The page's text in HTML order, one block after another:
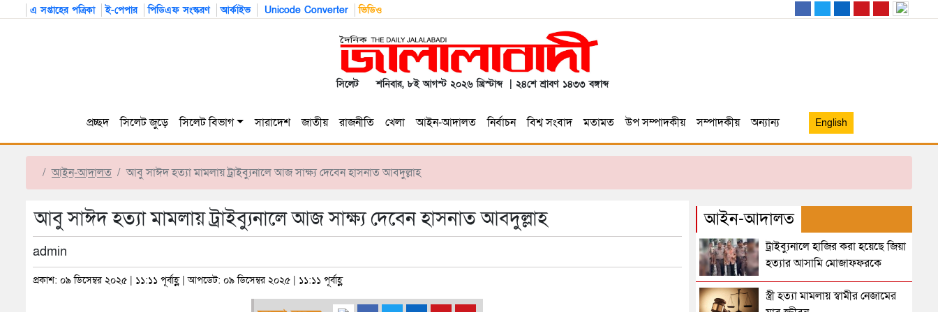
এ সপ্তাহের পত্রিকা ই-পেপার পিডিএফ সংস্করণ আর্কাইভ Unicode Converter ভিডিও
সিলেট শনিবার, ৮ই আগস্ট ২০২৬ খ্রিস্টাব্দ | ২৪শে শ্রাবণ ১৪৩৩ বঙ্গাব্দ
প্রচ্ছদ সিলেট জুড়ে সিলেট বিভাগ সারাদেশ জাতীয় রাজনীতি খেলা আইন-আদালত নির্বাচন বিশ্ব সংবাদ মতামত উপ সম্পাদকীয় সম্পাদকীয় অন্যান্য English
আইন-আদালত আবু সাঈদ হত্যা মামলায় ট্রাইব্যুনালে আজ সাক্ষ্য দেবেন হাসনাত আবদুল্লাহ
আবু সাঈদ হত্যা মামলায় ট্রাইব্যুনালে আজ সাক্ষ্য দেবেন হাসনাত আবদুল্লাহ
admin
প্রকাশ: ০৯ ডিসেম্বর ২০২৫ | ১১:১১ পূর্বাহ্ণ | আপডেট: ০৯ ডিসেম্বর ২০২৫ | ১১:১১ পূর্বাহ্ণ
আইন-আদালত
ট্রাইব্যুনালে হাজির করা হয়েছে জিয়া
হত্যার আসামি মোজাফফরকে
স্ত্রী হত্যা মামলায় স্বামীর নেজামের